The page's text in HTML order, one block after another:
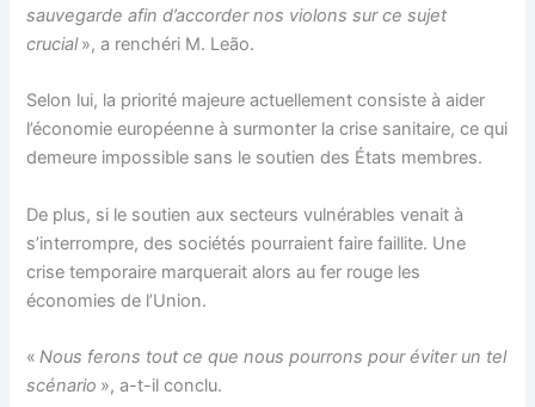
sauvegarde afin d’accorder nos violons sur ce sujet
crucial», a renchéri M. Leão.
Selon lui, la priorité majeure actuellement consiste à aider
l’économie européenne à surmonter la crise sanitaire, ce qui
demeure impossible sans le soutien des États membres.
De plus, si le soutien aux secteurs vulnérables venait à
s’interrompre, des sociétés pourraient faire faillite. Une
crise temporaire marquerait alors au fer rouge les
économies de l’Union.
«Nous ferons tout ce que nous pourrons pour éviter un tel
scénario », a-t-il conclu.